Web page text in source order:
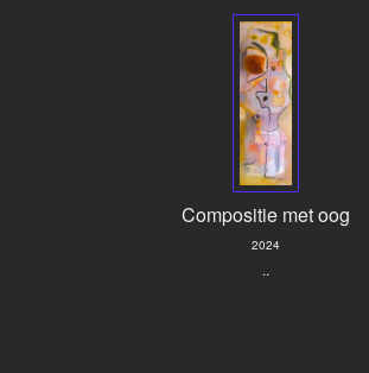
Compositie met oog
2024
..